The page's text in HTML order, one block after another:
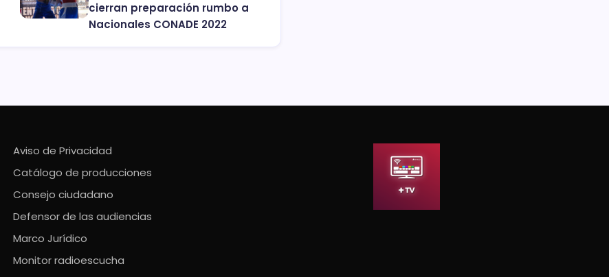
cierran preparación rumbo a
Nacionales CONADE 2022
Aviso de Privacidad
Catálogo de producciones
Consejo ciudadano
Defensor de las audiencias
Marco Jurídico
Monitor radioescucha